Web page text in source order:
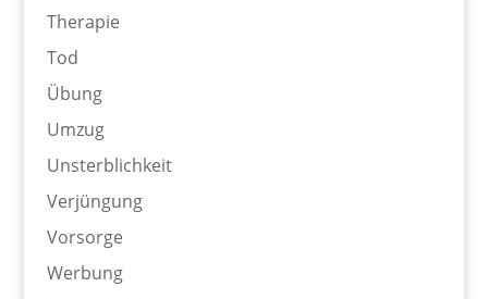
Therapie
Tod
Übung
Umzug
Unsterblichkeit
Verjüngung
Vorsorge
Werbung